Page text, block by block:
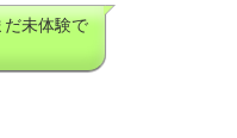
だ未体験で